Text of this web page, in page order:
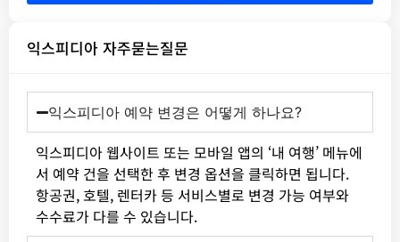
익스피디아 자주묻는질문
익스피디아 예약 변경은 어떻게 하나요?
익스피디아 웹사이트 또는 모바일 앱의 ‘내 여행’ 메뉴에
서 예약 건을 선택한 후 변경 옵션을 클릭하면 됩니다.
항공권, 호텔, 렌터카 등 서비스별로 변경 가능 여부와
수수료가 다를 수 있습니다.